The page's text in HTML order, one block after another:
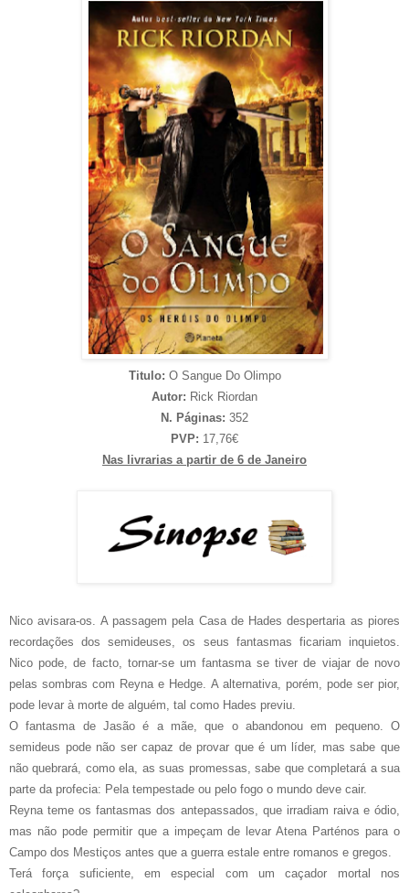
Titulo: O Sangue Do Olimpo
Autor: Rick Riordan
N. Páginas: 352
PVP: 17,76€
Nas livrarias a partir de 6 de Janeiro
Nico avisara-os. A passagem pela Casa de Hades despertaria as piores
recordações dos semideuses, os seus fantasmas ficariam inquietos.
Nico pode, de facto, tornar-se um fantasma se tiver de viajar de novo
pelas sombras com Reyna e Hedge. A alternativa, porém, pode ser pior,
pode levar à morte de alguém, tal como Hades previu.
O fantasma de Jasão é a mãe, que o abandonou em pequeno. O
semideus pode não ser capaz de provar que é um líder, mas sabe que
não quebrará, como ela, as suas promessas, sabe que completará a sua
parte da profecia: Pela tempestade ou pelo fogo o mundo deve cair.
Reyna teme os fantasmas dos antepassados, que irradiam raiva e ódio,
mas não pode permitir que a impeçam de levar Atena Parténos para o
Campo dos Mestiços antes que a guerra estale entre romanos e gregos.
Terá força suficiente, em especial com um caçador mortal nos